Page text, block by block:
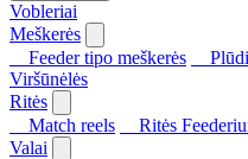
Vobleriai
Meškerės
Feeder tipo meškerės
Viršūnėlės
Ritės
Match reels
Ritės
Valai